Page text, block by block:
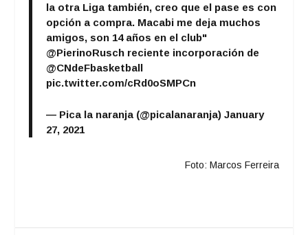
la otra Liga también, creo que el pase es con
opción a compra. Macabi me deja muchos
amigos, son 14 años en el club"
@PierinoRusch reciente incorporación de
@CNdeFbasketball
pic.twitter.com/cRd0oSMPCn
— Pica la naranja (@picalanaranja)January
27, 2021
Foto: Marcos Ferreira